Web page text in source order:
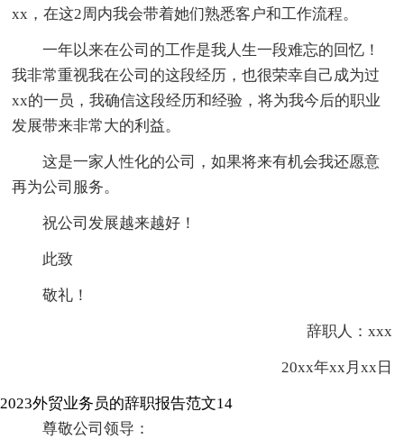
xx，在这2周内我会带着她们熟悉客户和工作流程。
一年以来在公司的工作是我人生一段难忘的回忆！
我非常重视我在公司的这段经历，也很荣幸自己成为过
xx的一员，我确信这段经历和经验，将为我今后的职业
发展带来非常大的利益。
这是一家人性化的公司，如果将来有机会我还愿意
再为公司服务。
祝公司发展越来越好！
此致
敬礼！
辞职人：xxx
20xx年xx月xx日
2023外贸业务员的辞职报告范文14
尊敬公司领导：